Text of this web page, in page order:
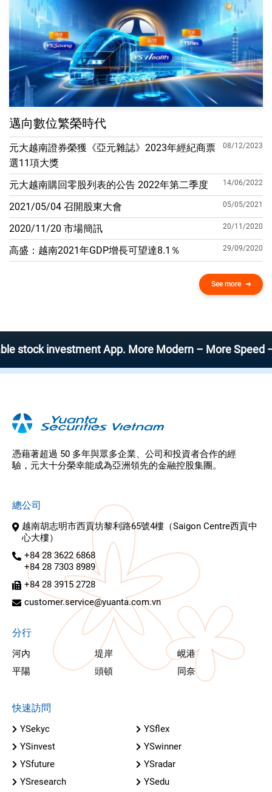
邁向數位繁榮時代
元大越南證券榮獲《亞元雜誌》2023年經紀商票
選11項大獎
08/12/2023
元大越南購回零股列表的公告 2022年第二季度 14/06/2022
2021/05/04 召開股東大會 05/05/2021
2020/11/20 市場簡訊 20/11/2020
高盛：越南2021年GDP增​​長可望達8.1％ 29/09/2020
See more
investment App. More Modern – More Speed – More
憑藉著超過 50 多年與眾多企業、公司和投資者合作的經
驗，元大十分榮幸能成為亞洲領先的金融控股集團。
總公司
越南胡志明市西貢坊黎利路65號4樓（Saigon Centre西貢中
心大樓）
+84 28 3622 6868
+84 28 7303 8989
+84 28 3915 2728
customer.service@yuanta.com.vn
分行
河內 堤岸
峴港
平陽
頭頓 同奈
快速訪問
YSekyc
YSflex
YSinvest
YSwinner
YSfuture
YSradar
YSresearch
YSedu